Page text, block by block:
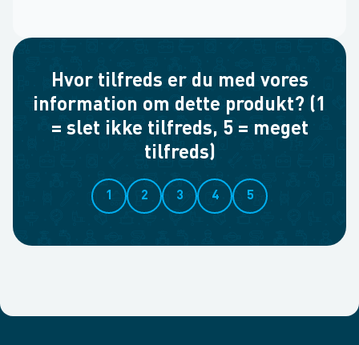
Hvor tilfreds er du med vores
information om dette produkt? (1
= slet ikke tilfreds, 5 = meget
tilfreds)
1 2 3 4 5